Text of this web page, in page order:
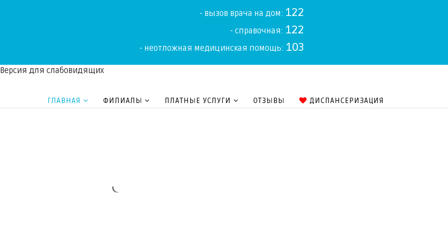
- вызов врача на дом: 122
- справочная: 122
- неотложная медицинская помощь: 103
Версия для слабовидящих
ГЛАВНАЯ ФИЛИАЛЫ ПЛАТНЫЕ УСЛУГИ ОТЗЫВЫ ДИСПАНСЕРИЗАЦИЯ